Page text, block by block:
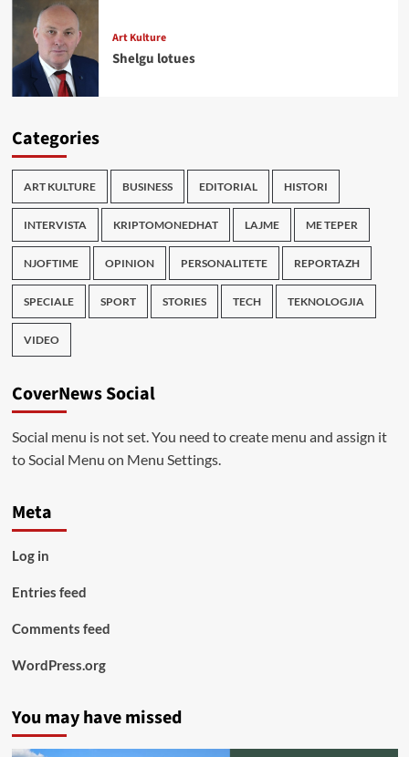
Art Kulture
Shelgu lotues
Categories
ART KULTURE BUSINESS EDITORIAL HISTORI
INTERVISTA KRIPTOMONEDHAT LAJME ME TEPER
NJOFTIME OPINION PERSONALITETE REPORTAZH
SPECIALE SPORT STORIES TECH TEKNOLOGJIA
VIDEO
CoverNews Social
Social menu is not set. You need to create menu and assign it
to Social Menu on Menu Settings.
Meta
Log in
Entries feed
Comments feed
WordPress.org
You may have missed